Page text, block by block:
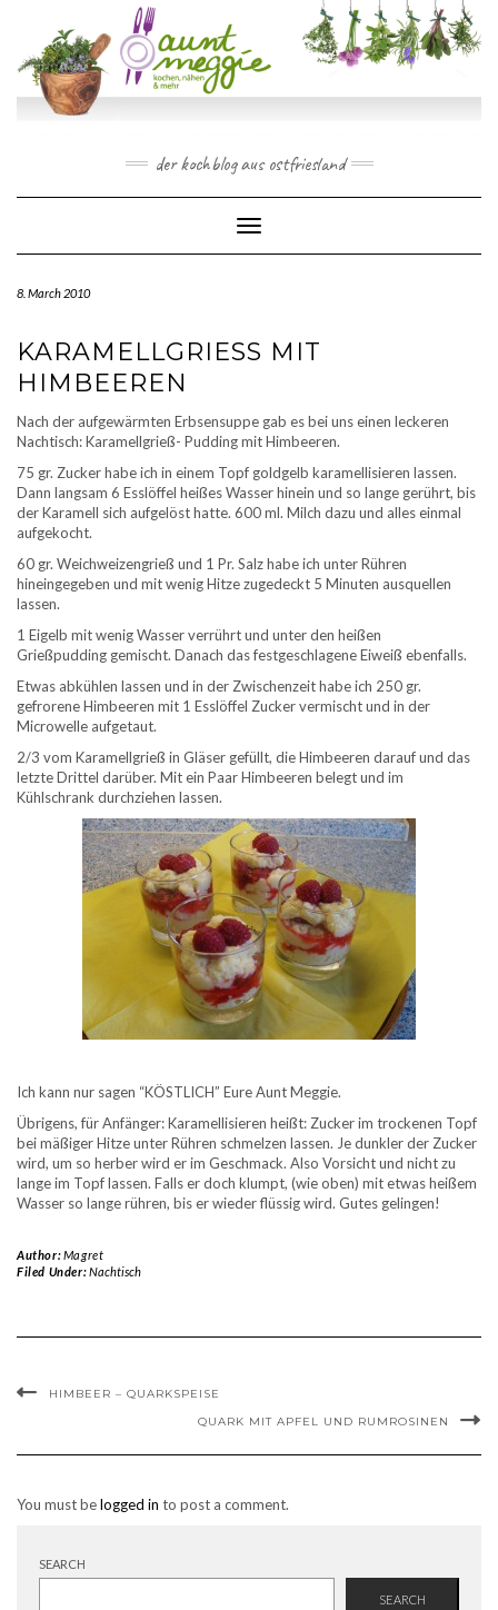
content
der kochblog aus ostfriesland
Toggle Navigation
8. March 2010
KARAMELLGRIESS MIT H
IMBEEREN
Nach der aufgewärmten Erbsensuppe gab es bei uns einen leckeren
Nachtisch: Karamellgrieß- Pudding mit Himbeeren.
75 gr. Zucker habe ich in einem Topf goldgelb karamellisieren lassen.
Dann langsam 6 Esslöffel heißes Wasser hinein und so lange gerührt, bis
der Karamell sich aufgelöst hatte. 600 ml. Milch dazu und alles einmal
aufgekocht.
60 gr. Weichweizengrieß und 1 Pr. Salz habe ich unter Rühren
hineingegeben und mit wenig Hitze zugedeckt 5 Minuten ausquellen
lassen.
1 Eigelb mit wenig Wasser verrührt und unter den heißen
Grießpudding gemischt. Danach das festgeschlagene Eiweiß ebenfalls.
Etwas abkühlen lassen und in der Zwischenzeit habe ich 250 gr.
gefrorene Himbeeren mit 1 Esslöffel Zucker vermischt und in der
Microwelle aufgetaut.
2/3 vom Karamellgrieß in Gläser gefüllt, die Himbeeren darauf und das
letzte Drittel darüber. Mit ein Paar Himbeeren belegt und im
Kühlschrank durchziehen lassen.
Ich kann nur sagen “KÖSTLICH” Eure Aunt Meggie.
Übrigens, für Anfänger: Karamellisieren heißt: Zucker im trockenen Topf
bei mäßiger Hitze unter Rühren schmelzen lassen. Je dunkler der Zucker
wird, um so herber wird er im Geschmack. Also Vorsicht und nicht zu
lange im Topf lassen. Falls er doch klumpt, (wie oben) mit etwas heißem
Wasser so lange rühren, bis er wieder flüssig wird. Gutes gelingen!
Author:Magret
Filed Under:Nachtisch
HIMBEER – QUARKSPEISE
QUARK MIT APFEL UND RUMROSINEN
You must belogged in to post a comment.
SEARCH
SEARCH